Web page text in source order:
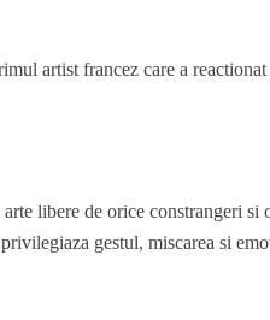
artist francez care a reactionat
libere de orice constrangeri si
gestul, miscarea si